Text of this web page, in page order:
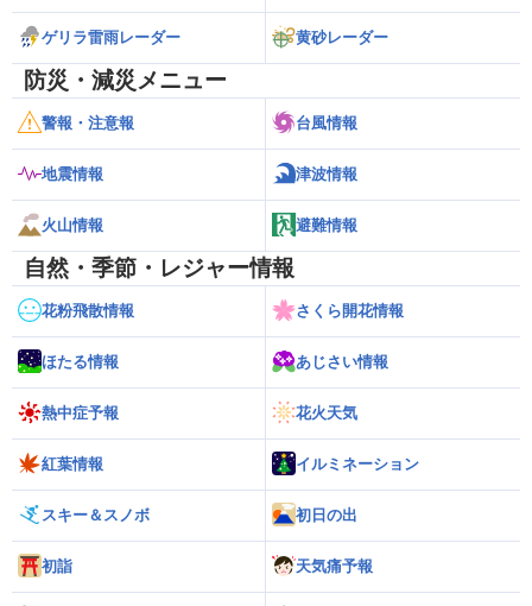
ゲリラ雷雨レーダー 黄砂レーダー
防災・減災メニュー
警報・注意報 台風情報
地震情報 津波情報
火山情報 避難情報
自然・季節・レジャー情報
花粉飛散情報 さくら開花情報
ほたる情報 あじさい情報
熱中症予報 花火天気
紅葉情報 イルミネーション
スキー＆スノボ 初日の出
初詣 天気痛予報